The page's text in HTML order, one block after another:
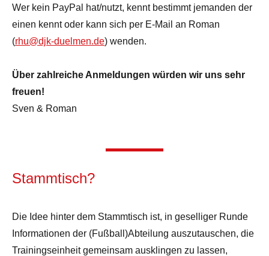
Wer kein PayPal hat/nutzt, kennt bestimmt jemanden der
einen kennt oder kann sich per E-Mail an Roman
(rhu@djk-duelmen.de) wenden.
Über zahlreiche Anmeldungen würden wir uns sehr
freuen!
Sven & Roman
Stammtisch?
Die Idee hinter dem Stammtisch ist, in geselliger Runde
Informationen der (Fußball)Abteilung auszutauschen, die
Trainingseinheit gemeinsam ausklingen zu lassen,